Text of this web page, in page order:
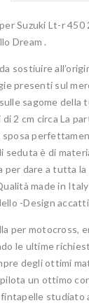
Suzuki Lt-r 450
Dream .
sostiuire
presenti sul
sagome della
2 cm circa La
seduta è di
per dare a tutta la
made in
-Design
per motocross,
le ultime
degli ottimi
un ottimo
studiato